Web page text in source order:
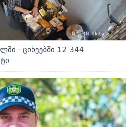
- ციხეებში 12 344